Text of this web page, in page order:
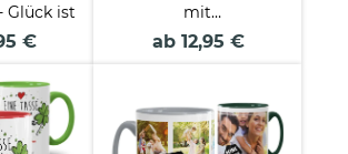
Glück ist
€
mit
Anfangsbuchstabe
ab 12,95 €